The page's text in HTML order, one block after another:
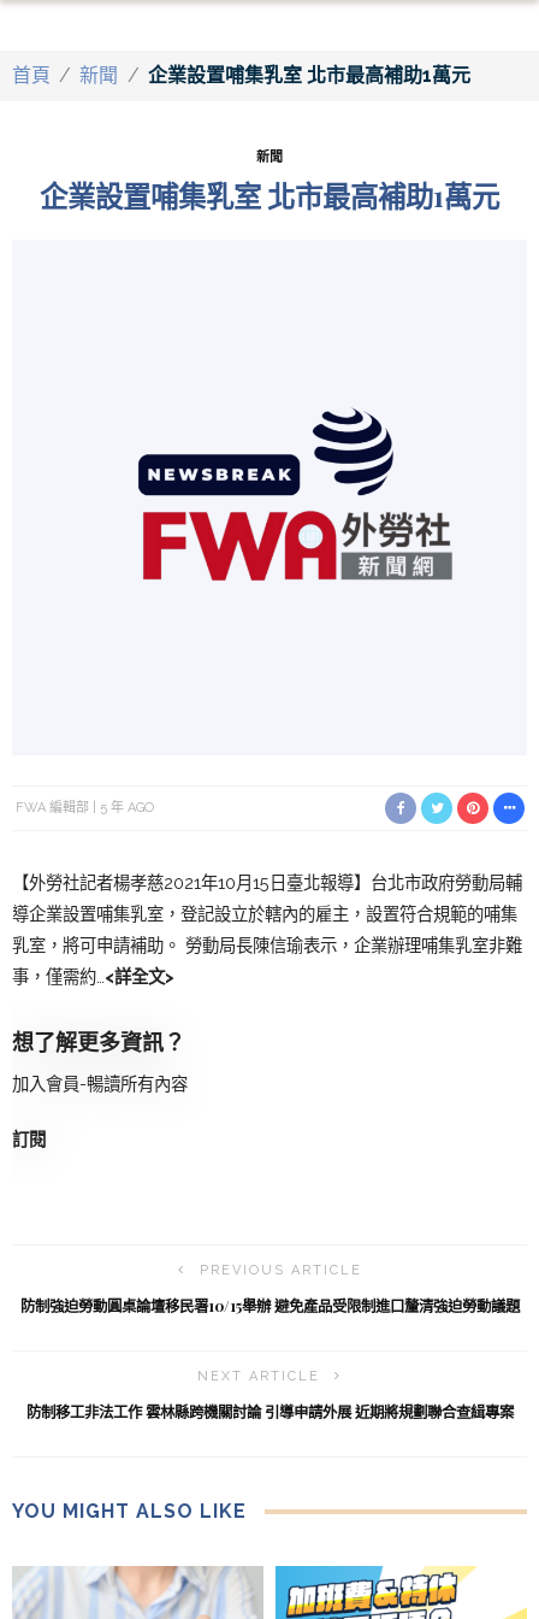
首頁 / 新聞 / 企業設置哺集乳室 北市最高補助1萬元
新聞
企業設置哺集乳室 北市最高補助1萬元
FWA 編輯部 5 年 AGO
【外勞社記者楊孝慈2021年10月15日臺北報導】台北市政府勞動局輔
導企業設置哺集乳室，登記設立於轄內的雇主，設置符合規範的哺集
乳室，將可申請補助。 勞動局長陳信瑜表示，企業辦理哺集乳室非難
事，僅需約… <詳全文>
想了解更多資訊？
加入會員-暢讀所有內容
訂閱
PREVIOUS ARTICLE
防制強迫勞動圓桌論壇移民署10/15舉辦 避免產品受限制進口釐清強迫勞動議題
NEXT ARTICLE
防制移工非法工作 雲林縣跨機關討論 引導申請外展 近期將規劃聯合查緝專案
YOU MIGHT ALSO LIKE